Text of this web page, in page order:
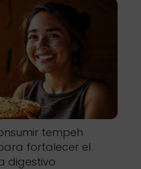
tempeh
fortalecer el
digestivo